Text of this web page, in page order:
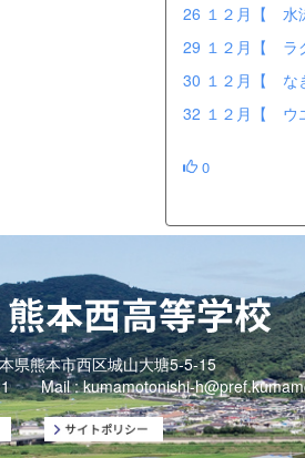
26 １２月【
29 １２月【 ラ
30 １２月【 な
32 １２月【 ウ
0
県熊本市西区城山大塘5-5-15
Mail :kumamotonishi-